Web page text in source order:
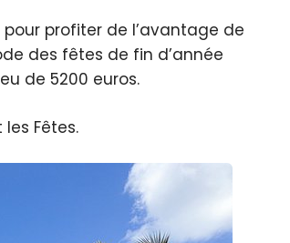
pour profiter de l’avantage de
des fêtes de fin d’année
de 5200 euros.
Fêtes.